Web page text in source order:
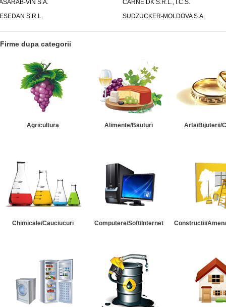
VIN S.A.
CARNE DK S.R.L., I.C.S.
S.R.L.
SUDZUCKER-MOLDOVA S.A.
Firme dupa categorii
Agricultura Alimente/Bauturi Arta/Bijuterii/
Chimicale/Cauciucuri Computere/Soft/Internet Constructii/